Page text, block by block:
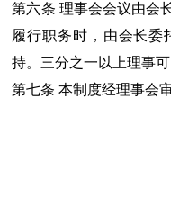
第六条 理事会会议由会
履行职务时，由会长委
持。三分之一以上理事
第七条 本制度经理事会